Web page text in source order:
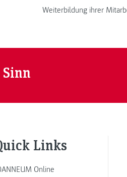
Weiterbildung ihrer
Links
Online